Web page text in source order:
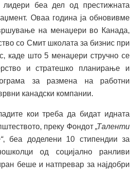
лидери беа дел од престижната
Оваа година ја обновивме
на менаџери во Канада,
со Смит школата за бизнис при
каде што 5 менаџери стручно се
и стратешко планирање и
за размена на работни
канадски компании.
кои треба да бидат идната
преку Фондот „Таленти
, беа доделени 10 стипендии за
од социјално ранливи
беше и натпревар за најдобри